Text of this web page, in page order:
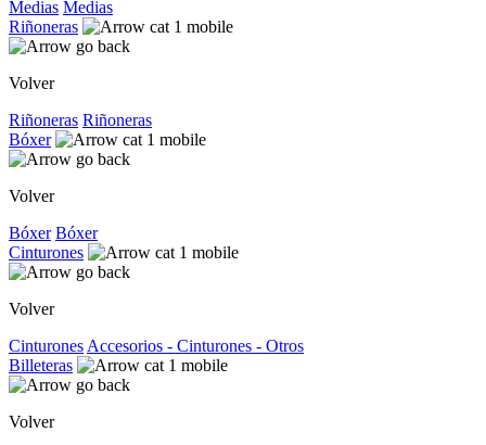
Medias Medias
Riñoneras
Volver
Riñoneras Riñoneras
Bóxer
Volver
Bóxer Bóxer
Cinturones
Volver
Cinturones Accesorios - Cinturones - Otros
Billeteras
Volver